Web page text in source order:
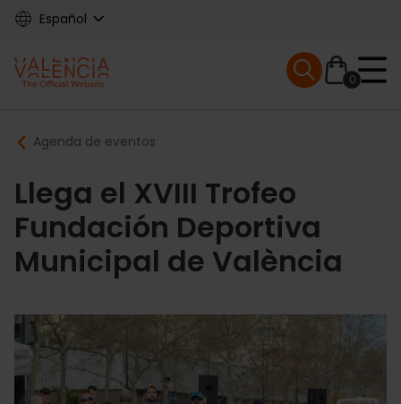
Skip
content
Español
Main
navigation
0
Mobile menu
Breadcrumb
Agenda de eventos
Llega el XVIII Trofeo
Fundación Deportiva
Municipal de València